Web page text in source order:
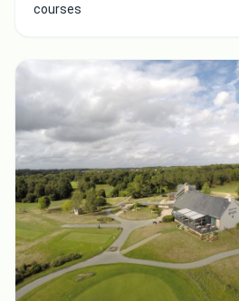
courses
Video choice:
Embed code